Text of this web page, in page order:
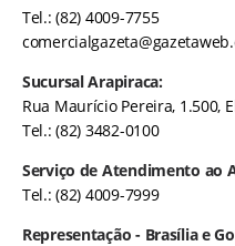
Tel.: (82) 4009-7755
Sucursal Arapiraca:
Rua Maurício Pereira, 1.500,
Tel.: (82) 3482-0100
Serviço de Atendimento ao
Tel.: (82) 4009-7999
Representação - Brasília e